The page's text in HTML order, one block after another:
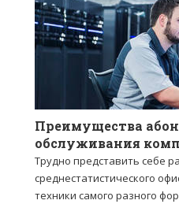
Преимущества
обслуживания
Трудно представить себе
среднестатистического
техники самого разного